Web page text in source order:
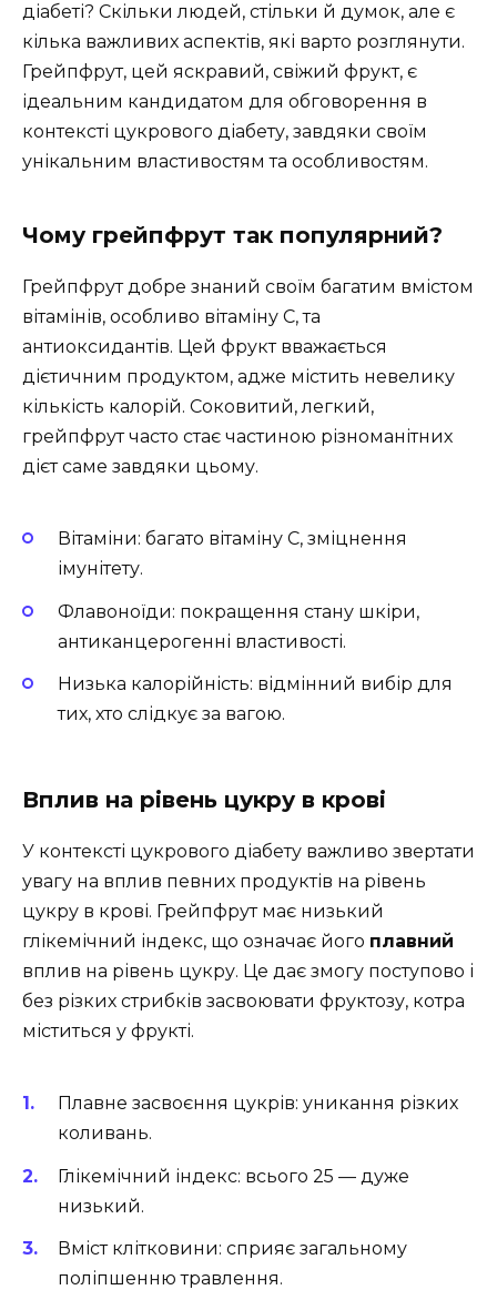
діабеті? Скільки людей, стільки й думок, але є
кілька важливих аспектів, які варто розглянути.
Грейпфрут, цей яскравий, свіжий фрукт, є
ідеальним кандидатом для обговорення в
контексті цукрового діабету, завдяки своїм
унікальним властивостям та особливостям.
Чому грейпфрут так популярний?
Грейпфрут добре знаний своїм багатим вмістом
вітамінів, особливо вітаміну C, та
антиоксидантів. Цей фрукт вважається
дієтичним продуктом, адже містить невелику
кількість калорій. Соковитий, легкий,
грейпфрут часто стає частиною різноманітних
дієт саме завдяки цьому.
Вітаміни: багато вітаміну C, зміцнення
імунітету.
Флавоноїди: покращення стану шкіри,
антиканцерогенні властивості.
Низька калорійність: відмінний вибір для
тих, хто слідкує за вагою.
Вплив на рівень цукру в крові
У контексті цукрового діабету важливо звертати
увагу на вплив певних продуктів на рівень
цукру в крові. Грейпфрут має низький
глікемічний індекс, що означає його плавний
вплив на рівень цукру. Це дає змогу поступово і
без різких стрибків засвоювати фруктозу, котра
міститься у фрукті.
Плавне засвоєння цукрів: уникання різких
коливань.
Глікемічний індекс: всього 25 — дуже
низький.
Вміст клітковини: сприяє загальному
поліпшенню травлення.